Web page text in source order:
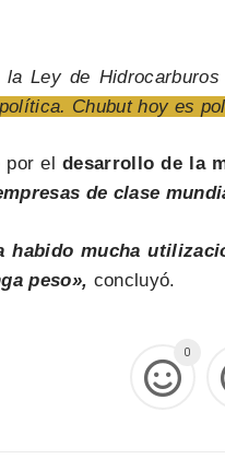
la Ley de
Chubut hoy es
por eldesarrollo de la
de clase
habido mucha
peso», concluyó.
0